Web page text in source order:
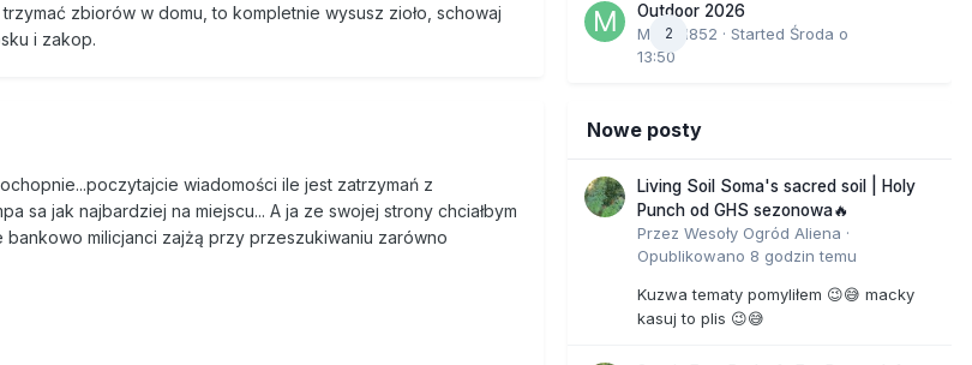
zbiorów w domu, to kompletnie wysusz zioło, schowaj
i zakop.
wiadomości ile jest zatrzymań z
sa jak najbardziej na miejscu... A ja ze swojej strony chciałbym
milicjanci zajżą przy przeszukiwaniu zarówno
2
Outdoor 2026
Marcel852 · Started Środa o
13:50
Nowe posty
Living Soil Soma's sacred soil | Holy
Punch od GHS sezonowa🔥
Przez Wesoły Ogród Aliena ·
Opublikowano 8 godzin temu
Kuzwa tematy pomyliłem 😉😅 macky
kasuj to plis 😉😅